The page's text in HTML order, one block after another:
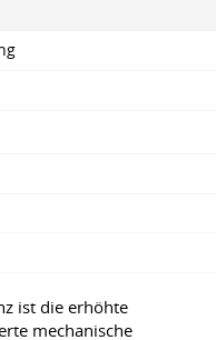
ist die erhöhte
mechanische